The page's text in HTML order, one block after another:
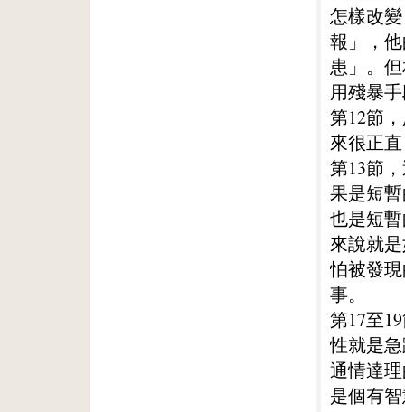
怎樣改
報」，
患」。
用殘暴
第12節
來很正
第13節
果是短
也是短
來說就
怕被發
事。
第17至
性就是
通情達
是個有